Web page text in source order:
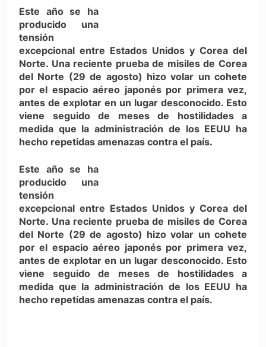
Este año se ha
producido una
tensión
excepcional entre Estados Unidos y Corea del
Norte. Una reciente prueba de misiles de Corea
del Norte (29 de agosto) hizo volar un cohete
por el espacio aéreo japonés por primera vez,
antes de explotar en un lugar desconocido. Esto
viene seguido de meses de hostilidades a
medida que la administración de los EEUU ha
hecho repetidas amenazas contra el país.
Este año se ha
producido una
tensión
excepcional entre Estados Unidos y Corea del
Norte. Una reciente prueba de misiles de Corea
del Norte (29 de agosto) hizo volar un cohete
por el espacio aéreo japonés por primera vez,
antes de explotar en un lugar desconocido. Esto
viene seguido de meses de hostilidades a
medida que la administración de los EEUU ha
hecho repetidas amenazas contra el país.